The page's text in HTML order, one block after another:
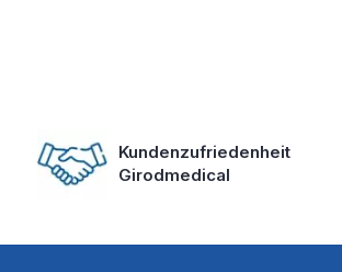
Kundenzufriedenheit
Girodmedical